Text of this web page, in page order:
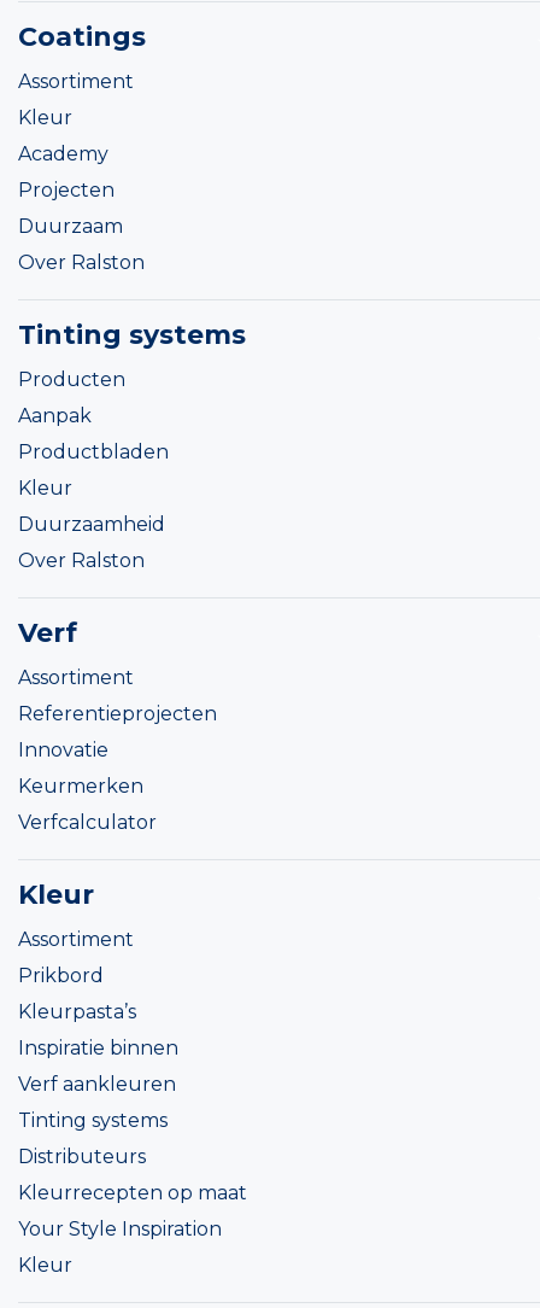
Coatings
Assortiment
Kleur
Academy
Projecten
Duurzaam
Over Ralston
Tinting systems
Producten
Aanpak
Productbladen
Kleur
Duurzaamheid
Over Ralston
Verf
Assortiment
Referentieprojecten
Innovatie
Keurmerken
Verfcalculator
Kleur
Assortiment
Prikbord
Kleurpasta’s
Inspiratie binnen
Verf aankleuren
Tinting systems
Distributeurs
Kleurrecepten op maat
Your Style Inspiration
Kleur